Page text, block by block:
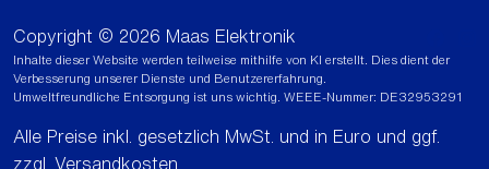
Copyright © 2026 Maas Elektronik
Inhalte dieser Website werden teilweise mithilfe von KI erstellt. Dies dient der
Verbesserung unserer Dienste und Benutzererfahrung.
Umweltfreundliche Entsorgung ist uns wichtig. WEEE-Nummer: DE32953291
Alle Preise inkl. gesetzlich MwSt. und in Euro und ggf.
zzgl. Versandkosten